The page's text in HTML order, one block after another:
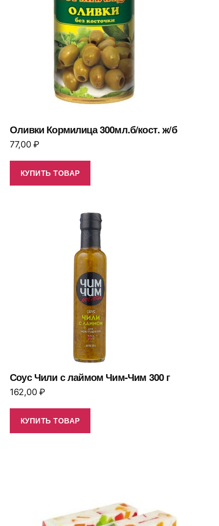
Оливки Кормилица 300мл.б/кост. ж/б
77,00₽
КУПИТЬ ТОВАР
Соус Чили с лаймом Чим-Чим 300 г
162,00₽
КУПИТЬ ТОВАР